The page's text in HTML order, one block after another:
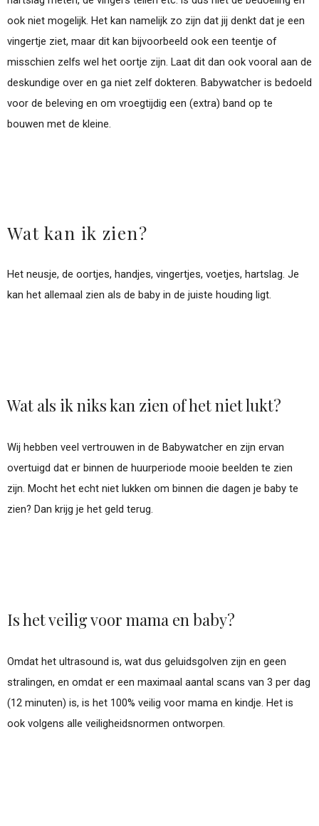
ook niet mogelijk. Het kan namelijk zo zijn dat jij denkt dat je een
vingertje ziet, maar dit kan bijvoorbeeld ook een teentje of
misschien zelfs wel het oortje zijn. Laat dit dan ook vooral aan de
deskundige over en ga niet zelf dokteren. Babywatcher is bedoeld
voor de beleving en om vroegtijdig een (extra) band op te
bouwen met de kleine.
Wat kan ik zien?
Het neusje, de oortjes, handjes, vingertjes, voetjes, hartslag. Je
kan het allemaal zien als de baby in de juiste houding ligt.
Wat als ik niks kan zien of het niet lukt?
Wij hebben veel vertrouwen in de Babywatcher en zijn ervan
overtuigd dat er binnen de huurperiode mooie beelden te zien
zijn. Mocht het echt niet lukken om binnen die dagen je baby te
zien? Dan krijg je het geld terug.
Is het veilig voor mama en baby?
Omdat het ultrasound is, wat dus geluidsgolven zijn en geen
stralingen, en omdat er een maximaal aantal scans van 3 per dag
(12 minuten) is, is het 100% veilig voor mama en kindje. Het is
ook volgens alle veiligheidsnormen ontworpen.